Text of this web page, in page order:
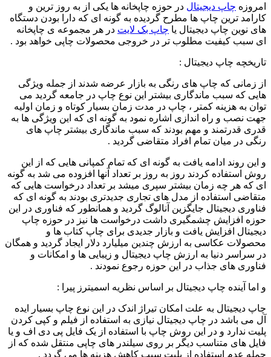
امروزه چاپ دیجیتال در حوزه چاپخانه ها یکی از به روز ترین و
کارامد ترین چاپ ها مطرح گردیده به گونه ای که دارا بودن دستگاه
های نوین چاپ دیجیتال یا چاپ بک لایت در هر مجموعه ی چاپخانه
ای سبب کیفیت مطلوب تر در خروجی محصولات چاپی خواهد بود .
تاریخچه چاپ دیجیتال :
از زمانی که چاپ های رنگی به بازار عرضه شدند از جمله ویژگی
هایی که سبب ماندگاری بیشتر این نوع چاپ در جامعه گردید می
توان به هزینه کمتر ، چاپ در مدت زمان بسیار کوتاه و زمان اولیه
جهت نصب و راه اندازی اشاره نمود به گونه ای که این ویژگی ها به
قدری قدرتمند و مهم بودند که سبب ماندگاری بیشتر چاپ های
رنگی در میان تمام افراد متقاضی گردید .
و این روند ادامه یافت به گونه ای که تمام کمپانی هایی که از این
روش استفاده کردند روز به روز بر تعداد آنها افزوده می شد به گونه
ای که هر چه زمان بیشتر سپری میشد بر تعداد درخواست هایی که
متقاضی استفاده از مدل های تجاری جدیدتری بودند به گونه ای که
فناوری دیجیتال جایگزین آنالوگ گردید و همانطور که فناوری در این
حوزه افزایش چشمگیری داشت درخواست ها نیز در حوزه چاپ
دیجیتال افزایش یافت و بازار جدیدی برای چاپ کتاب ها و
محصولات عکاسی به ارزش چندین میلیارد دلار ایجاد گردید و همگان
در سراسر دنیا به ارزش چاپ دیجیتال و زیبایی ها و امکانات و
فناوری های جذاب در این حوزه رجوع نمودند .
و اما آینده چاپ دیجیتال بر اساس نظریه اسمیترز پیرا :
چاپ دیجیتال به علت امکان تیراژ اندک در این نوع چاپ بسیار ایده
آل می باشد در چاپ دیجیتال نیازی به استفاده از فیلم و کپی کردن
پلیت ندارد و در این روش چاپ با استفاده از یک فایل پی دی اف و یا
فایل های متناسب دیگر بر روی سیلندر های چاپی منتقل شده که از
جمله عدم استفاده از پلیت سبب کاهش هزینه ها می گردد .